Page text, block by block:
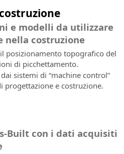
e modelli da utilizzare
nella costruzione
posizionamento topografico del
di picchettamento.
sistemi di “machine control”
progettazione e costruzione.
Built con i dati acquisiti